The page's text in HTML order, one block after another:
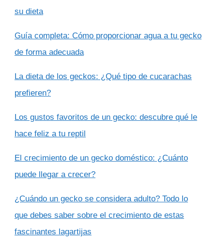
su dieta
Guía completa: Cómo proporcionar agua a tu gecko
de forma adecuada
La dieta de los geckos: ¿Qué tipo de cucarachas
prefieren?
Los gustos favoritos de un gecko: descubre qué le
hace feliz a tu reptil
El crecimiento de un gecko doméstico: ¿Cuánto
puede llegar a crecer?
¿Cuándo un gecko se considera adulto? Todo lo
que debes saber sobre el crecimiento de estas
fascinantes lagartijas